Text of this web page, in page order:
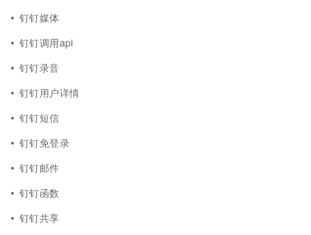
钉钉媒体
钉钉调用api
钉钉录音
钉钉用户详情
钉钉短信
钉钉免登录
钉钉邮件
钉钉函数
钉钉共享